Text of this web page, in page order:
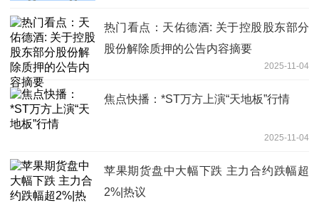
热门看点：天佑德酒: 关于控股股东部分
股份解除质押的公告内容摘要
2025-11-04
焦点快播：*ST万方上演“天地板”行情
2025-11-04
苹果期货盘中大幅下跌 主力合约跌幅超
2%|热议